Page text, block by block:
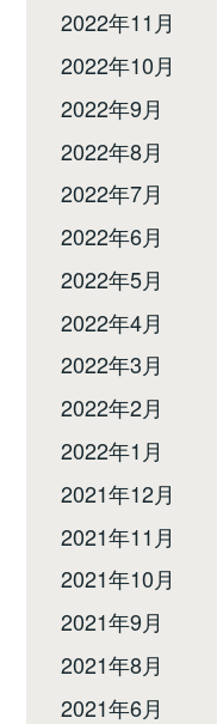
2022年11月
2022年10月
2022年9月
2022年8月
2022年7月
2022年6月
2022年5月
2022年4月
2022年3月
2022年2月
2022年1月
2021年12月
2021年11月
2021年10月
2021年9月
2021年8月
2021年6月